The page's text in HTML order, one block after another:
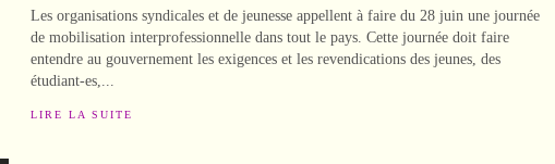
Les organisations syndicales et de jeunesse appellent à faire du 28 juin une journée
de mobilisation interprofessionnelle dans tout le pays. Cette journée doit faire
entendre au gouvernement les exigences et les revendications des jeunes, des
étudiant-es,...
LIRE LA SUITE